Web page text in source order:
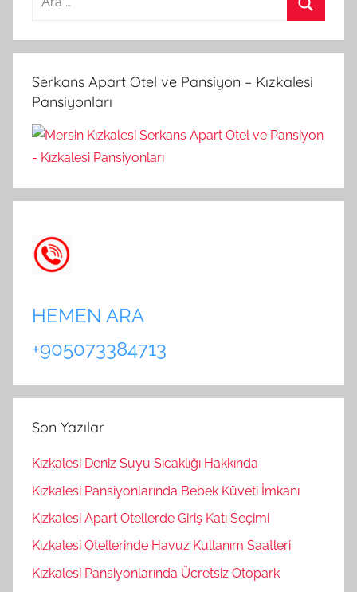
a
a
:
r
a
Serkans Apart Otel ve Pansiyon – Kızkalesi
Pansiyonları
HEMEN ARA
+905073384713
Son Yazılar
Kızkalesi Deniz Suyu Sıcaklığı Hakkında
Kızkalesi Pansiyonlarında Bebek Küveti İmkanı
Kızkalesi Apart Otellerde Giriş Katı Seçimi
Kızkalesi Otellerinde Havuz Kullanım Saatleri
Kızkalesi Pansiyonlarında Ücretsiz Otopark